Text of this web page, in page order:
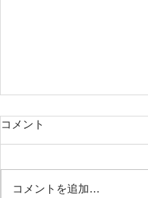
コメント
コメントを追加…